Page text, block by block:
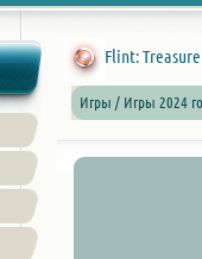
Flint:
Игры / Игры 2024